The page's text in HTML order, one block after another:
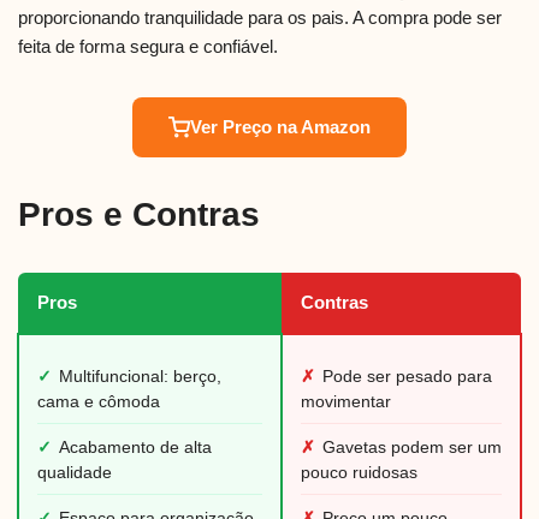
proporcionando tranquilidade para os pais. A compra pode ser
feita de forma segura e confiável.
Ver Preço na Amazon
Pros e Contras
Pros Contras
✓
Multifuncional: berço,
cama e cômoda
✓ Acabamento de alta
qualidade
✗ Pode ser pesado para
movimentar
✗ Gavetas podem ser um
pouco ruidosas